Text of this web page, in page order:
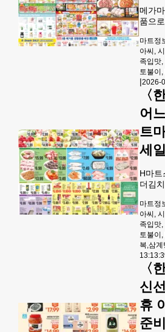
그린상
메가
품으
탕
티 pk
원 참
7.99,
9.99,
빔냉
프랑
사각
콩과
국 니
마트정
아씨,
족입맛,
토불이,
|2026-
〈
어
트
세일
H마트
더김
3.99,
박스
갈비
목살
다.프
박스
박스
참외
2.99,
물 복
마트정
아씨,
족입맛,
토불이,
복,삼계
〈
신
휴
준